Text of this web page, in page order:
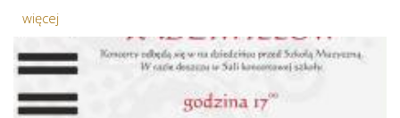
więcej